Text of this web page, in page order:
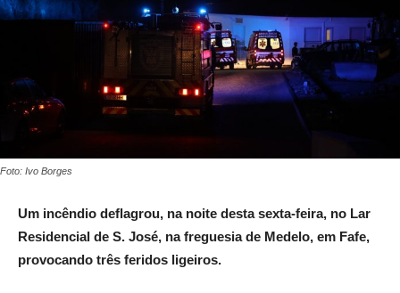
Foto: Ivo Borges
Um incêndio deflagrou, na noite desta sexta-feira, no Lar
Residencial de S. José, na freguesia de Medelo, em Fafe,
provocando três feridos ligeiros.